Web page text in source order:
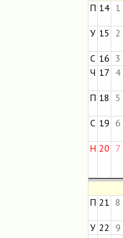
П 14 1
У 15 2
С 16 3
Ч 17 4
П 18 5
С 19 6
Н 20 7
П 21 8
У 22 9